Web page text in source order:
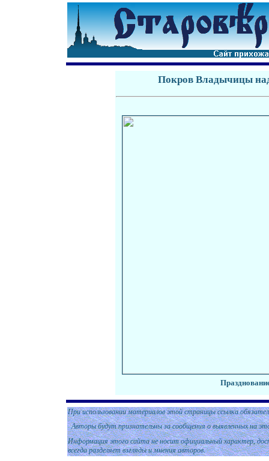
Покров Владычицы
При использовании материалов этой страницы ссылка
Авторы будут признательны за сообщения о выявленных на
Информация этого сайта не носит официальный характер,
всегда разделяет взгляды и мнения авторов.